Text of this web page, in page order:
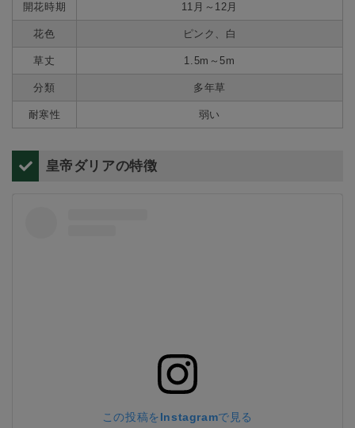
開花時期 11月～12月
花色 ピンク、白
草丈 1.5m～5m
分類 多年草
耐寒性 弱い
皇帝ダリアの特徴
この投稿をInstagramで見る